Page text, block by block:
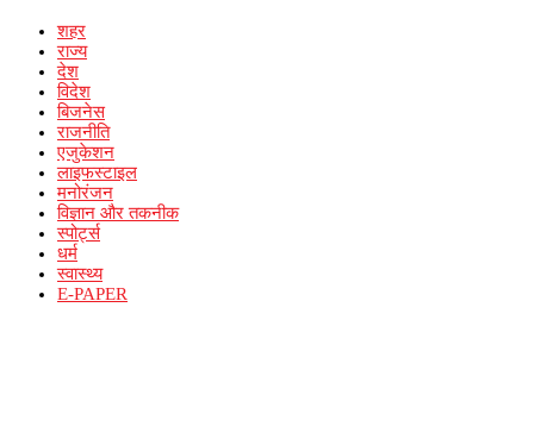
शहर
राज्य
देश
विदेश
बिजनेस
राजनीति
एजुकेशन
लाइफस्टाइल
मनोरंजन
विज्ञान और तकनीक
स्पोर्ट्स
धर्म
स्वास्थ्य
E-PAPER